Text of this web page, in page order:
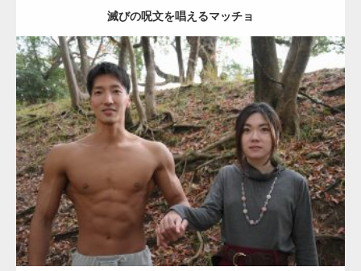
滅びの呪文を唱えるマッチョ
Update:2021.07.8
Category:公園のマッチョ その他 AKIHITO(細マッチョ) 大胸筋 腹筋
ダウンロード
【TV】TBS番組「ひるおび」にてマッスルプ
ラスが紹介されま…
TOKYO FMラジオ番組「ONE MORNING」
で紹介さ…
NHK「所さん！事件ですよ」に取材されまし
た（6/8放送）